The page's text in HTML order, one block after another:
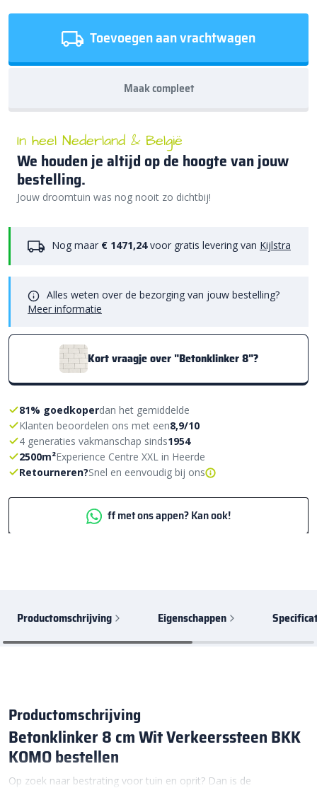
Toevoegen aan vrachtwagen
Maak compleet
In heel Nederland & België
We houden je altijd op de hoogte van jouw
bestelling.
Jouw droomtuin was nog nooit zo dichtbij!
Nog maar € 1471,24voor gratis levering van Kijlstra
Alles weten over de bezorging van jouw bestelling?
Meer informatie
Kort vraagje over "Betonklinker 8"?
81% goedkoperdan het gemiddelde
Klanten beoordelen ons met een8,9/10
4 generaties vakmanschap sinds1954
2500m²Experience Centre XXL in Heerde
Retourneren?Snel en eenvoudig bij ons
ff met ons appen? Kan ook!
Productomschrijving Eigenschappen
Productomschrijving
Betonklinker 8 cm Wit Verkeerssteen BKK
KOMO bestellen
Op zoek naar bestrating voor tuin en oprit? Dan is de